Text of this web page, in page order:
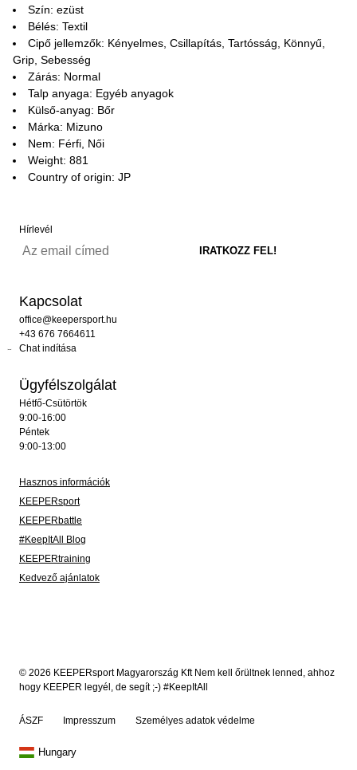
Szín: ezüst
Bélés: Textil
Cipő jellemzők: Kényelmes, Csillapítás, Tartósság, Könnyű,
Grip, Sebesség
Zárás: Normal
Talp anyaga: Egyéb anyagok
Külső-anyag: Bőr
Márka: Mizuno
Nem: Férfi, Női
Weight: 881
Country of origin: JP
Hírlevél
Kapcsolat
office@keepersport.hu
+43 676 7664611
Chat indítása
Ügyfélszolgálat
Hétfő-Csütörtök
9:00-16:00
Péntek
9:00-13:00
Hasznos információk
KEEPERsport
KEEPERbattle
#KeepItAll Blog
KEEPERtraining
Kedvező ajánlatok
© 2026 KEEPERsport Magyarország Kft Nem kell őrültnek lenned, ahhoz
hogy KEEPER legyél, de segít ;-) #KeepItAll
ÁSZF Impresszum Személyes adatok védelme
Hungary